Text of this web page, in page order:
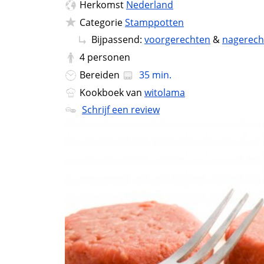
Herkomst Nederland
CategorieStamppotten
Bijpassend: voorgerechten &
4 personen
Bereiden
35 min.
Kookboek van witolama
Schrijf een review